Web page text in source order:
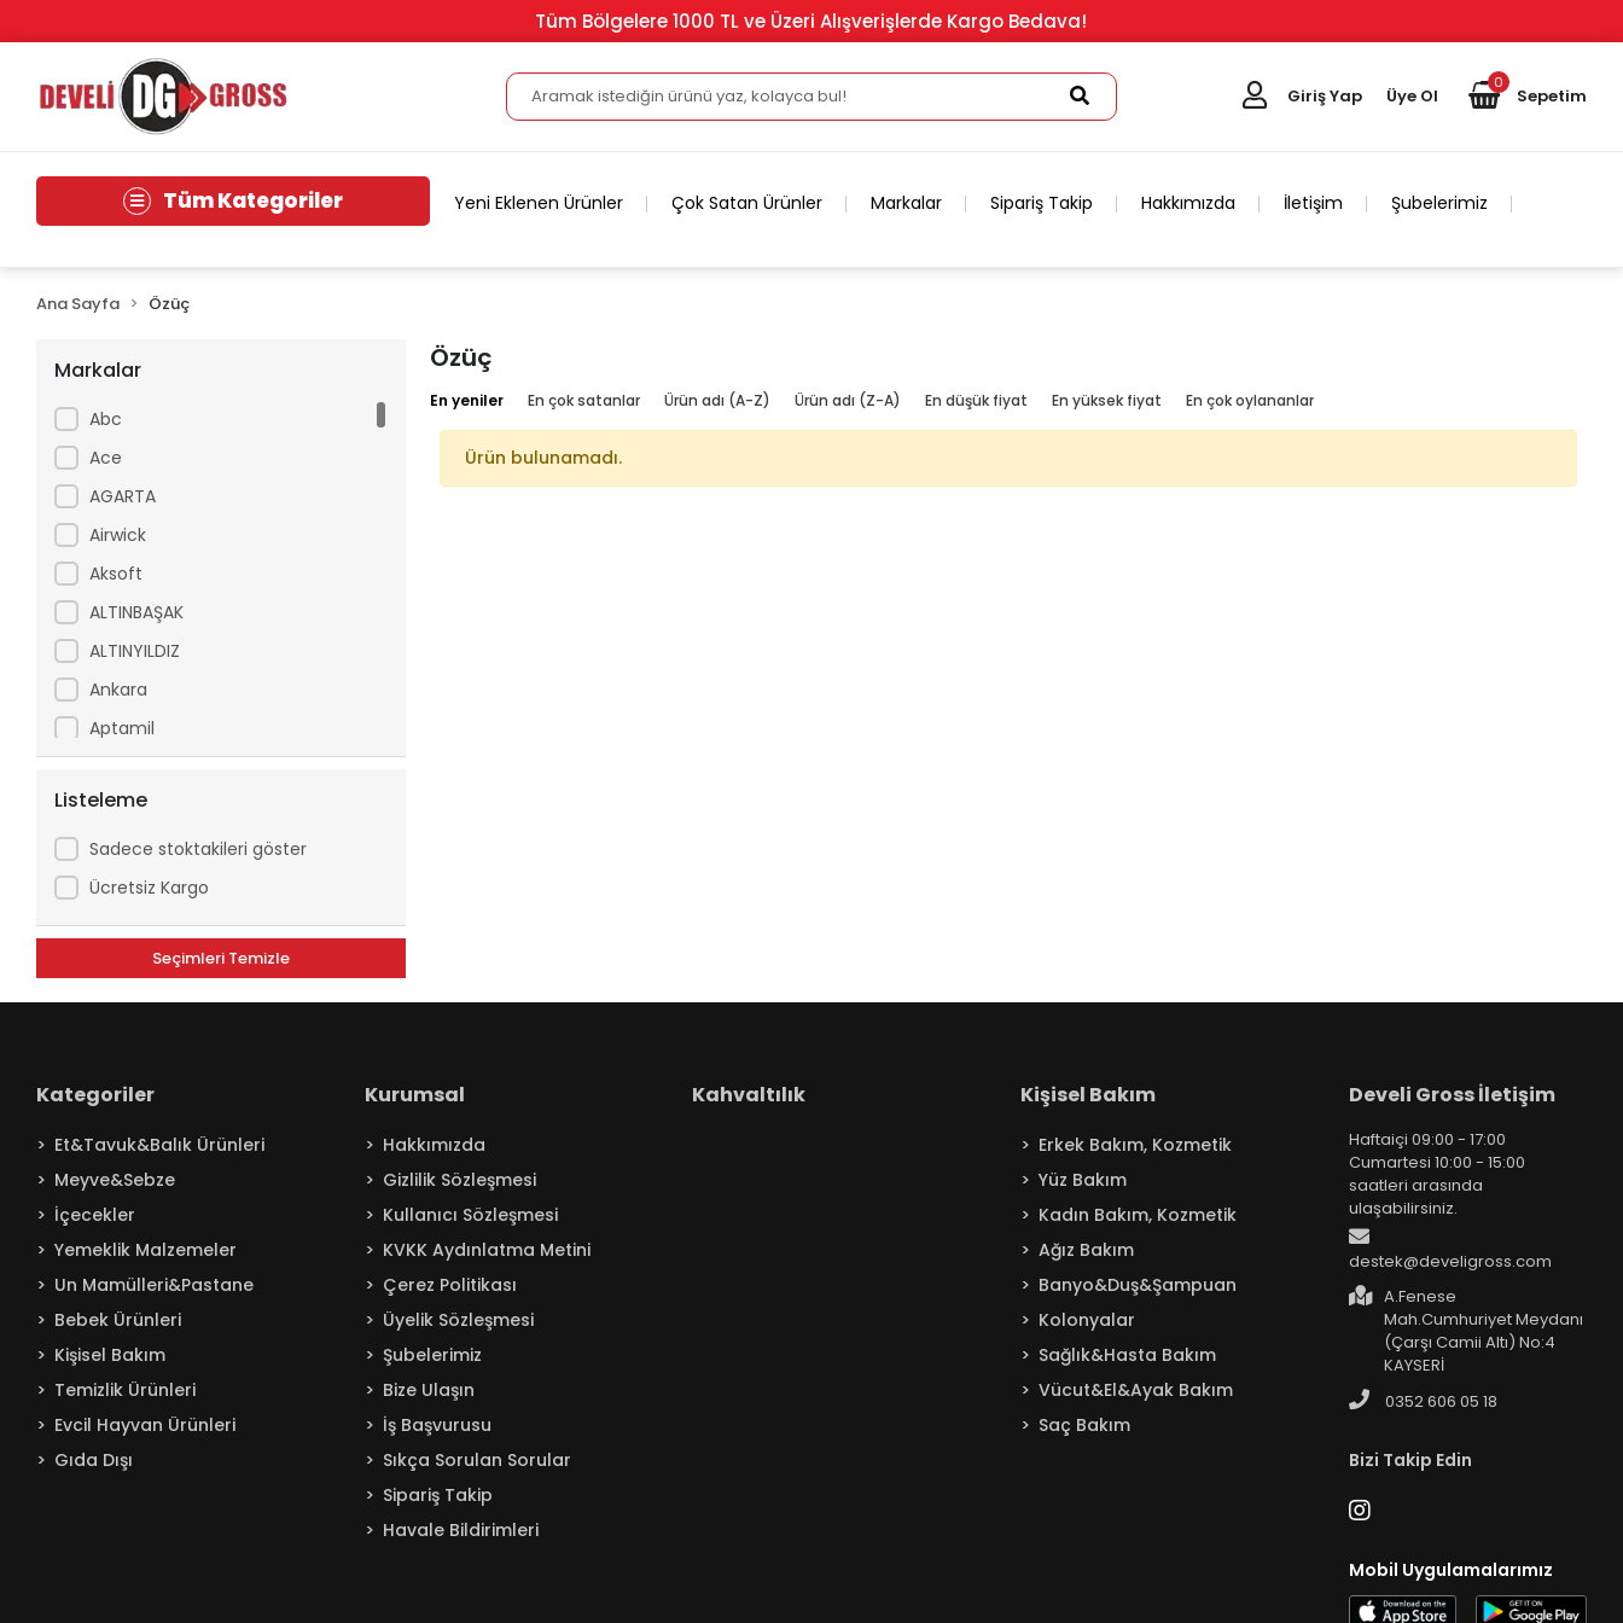
Tüm Bölgelere 1000 TL ve Üzeri Alışverişlerde Kargo Bedava!
Giriş Yap Üye Ol
0
Sepetim
Tüm Kategoriler Yeni Eklenen Ürünler Çok Satan Ürünler Markalar Sipariş Takip Hakkımızda İletişim Şubelerimiz
Ana Sayfa Özüç
Markalar
Abc
Ace
AGARTA
Airwick
Aksoft
ALTINBAŞAK
ALTINYILDIZ
Ankara
Aptamil
Ariel
Arko
Asperox
ASSE
ATILGAN
Avşar
Baby Turco
Badem
Bağdat
Bebelac
Beta
Beyaz
BEYPAZARI
Bingo
Listeleme
Sadece stoktakileri göster
Ücretsiz Kargo
Seçimleri Temizle
Özüç
En yeniler En çok satanlar Ürün adı (A-Z) Ürün adı (Z-A) En düşük fiyat En yüksek fiyat En çok oylananlar
Ürün bulunamadı.
Kategoriler
Et&Tavuk&Balık Ürünleri
Meyve&Sebze
İçecekler
Yemeklik Malzemeler
Un Mamülleri&Pastane
Bebek Ürünleri
Kişisel Bakım
Temizlik Ürünleri
Evcil Hayvan Ürünleri
Gıda Dışı
Kurumsal
Hakkımızda
Gizlilik Sözleşmesi
Kullanıcı Sözleşmesi
KVKK Aydınlatma Metini
Çerez Politikası
Üyelik Sözleşmesi
Şubelerimiz
Bize Ulaşın
İş Başvurusu
Sıkça Sorulan Sorular
Sipariş Takip
Havale Bildirimleri
Kahvaltılık Kişisel Bakım
Erkek Bakım, Kozmetik
Yüz Bakım
Kadın Bakım, Kozmetik
Ağız Bakım
Banyo&Duş&Şampuan
Kolonyalar
Sağlık&Hasta Bakım
Vücut&El&Ayak Bakım
Saç Bakım
Develi Gross İletişim
Haftaiçi 09:00 - 17:00
Cumartesi 10:00 - 15:00
saatleri arasında
ulaşabilirsiniz.
destek@develigross.com
A.Fenese
Mah.Cumhuriyet Meydanı
(Çarşı Camii Altı) No:4
KAYSERİ
0352 606 05 18
Bizi Takip Edin
Mobil Uygulamalarımız